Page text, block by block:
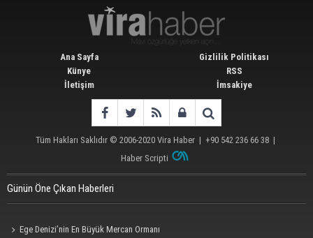
Ana Sayfa
Künye
İletişim
Gizlilik Politikası
RSS
İmsakiye
Tüm Hakları Saklıdır © 2006-2020 Vira Haber | +90 542 236 66 38 |
Haber Scripti
Günün Öne Çıkan Haberleri
Ege Denizi’nin En Büyük Mercan Ormanı